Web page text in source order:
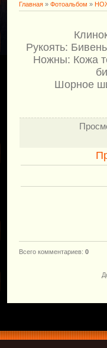
Главная » Фотоальбом »
Рукоять:
Ножны: Кожа
Шорное
Всего комментариев: 0